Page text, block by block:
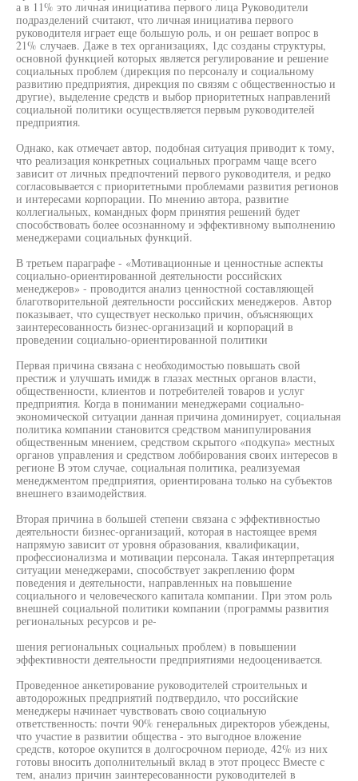
а в 11% это личная инициатива первого лица Руководители
подразделений считают, что личная инициатива первого
руководителя играет еще большую роль, и он решает вопрос в
21% случаев. Даже в тех организациях, 1дс созданы структуры,
основной функцией которых является регулирование и решение
социальных проблем (дирекция по персоналу и социальному
развитию предприятия, дирекция по связям с общественностью и
другие), выделение средств и выбор приоритетных направлений
социальной политики осуществляется первым руководителей
предприятия.
Однако, как отмечает автор, подобная ситуация приводит к тому,
что реализация конкретных социальных программ чаще всего
зависит от личных предпочтений первого руководителя, и редко
согласовывается с приоритетными проблемами развития регионов
и интересами корпорации. По мнению автора, развитие
коллегиальных, командных форм принятия решений будет
способствовать более осознанному и эффективному выполнению
менеджерами социальных функций.
В третьем параграфе - «Мотивационные и ценностные аспекты
социально-ориентированной деятельности российских
менеджеров» - проводится анализ ценностной составляющей
благотворительной деятельности российских менеджеров. Автор
показывает, что существует несколько причин, объясняющих
заинтересованность бизнес-организаций и корпораций в
проведении социально-ориентированной политики
Первая причина связана с необходимостью повышать свой
престиж и улучшать имидж в глазах местных органов власти,
общественности, клиентов и потребителей товаров и услуг
предприятия. Когда в понимании менеджерами социально-
экономической ситуации данная причина доминирует, социальная
политика компании становится средством манипулирования
общественным мнением, средством скрытого «подкупа» местных
органов управления и средством лоббирования своих интересов в
регионе В этом случае, социальная политика, реализуемая
менеджментом предприятия, ориентирована только на субъектов
внешнего взаимодействия.
Вторая причина в большей степени связана с эффективностью
деятельности бизнес-организаций, которая в настоящее время
напрямую зависит от уровня образования, квалификации,
профессионализма и мотивации персонала. Такая интерпретация
ситуации менеджерами, способствует закреплению форм
поведения и деятельности, направленных на повышение
социального и человеческого капитала компании. При этом роль
внешней социальной политики компании (программы развития
региональных ресурсов и ре-
шения региональных социальных проблем) в повышении
эффективности деятельности предприятиями недооценивается.
Проведенное анкетирование руководителей строительных и
автодорожных предприятий подтвердило, что российские
менеджеры начинает чувствовать свою социальную
ответственность: почти 90% генеральных директоров убеждены,
что участие в развитии общества - это выгодное вложение
средств, которое окупится в долгосрочном периоде, 42% из них
готовы вносить дополнительный вклад в этот процесс Вместе с
тем, анализ причин заинтересованности руководителей в